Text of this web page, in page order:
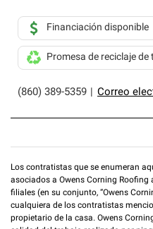
(860) 389-5359 Correo
Financiación disponible
Promesa de reciclaje de
Los contratistas que se enumeran
asociados a Owens Corning Roofing
filiales (en su conjunto, “Owens
cualquiera de los contratistas
propietario de la casa. Owens